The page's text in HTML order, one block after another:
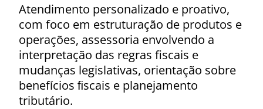
Atendimento personalizado e proativo,
com foco em estruturação de produtos e
operações, assessoria envolvendo a
interpretação das regras fiscais e
mudanças legislativas, orientação sobre
benefícios ﬁscais e planejamento
tributário.